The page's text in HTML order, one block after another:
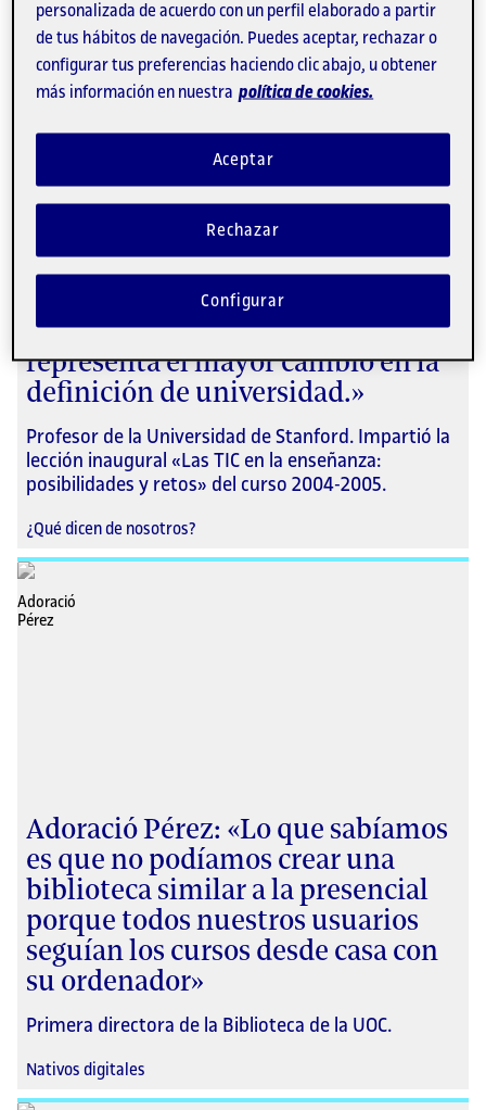
¿Qué dicen de nosotros?
Martin Carnoy: «La UOC
representa el mayor cambio en la
definición de universidad.»
Profesor de la Universidad de Stanford. Impartió la
lección inaugural «Las TIC en la enseñanza:
posibilidades y retos» del curso 2004-2005.
¿Qué dicen de nosotros?
Adoració Pérez: «Lo que sabíamos
es que no podíamos crear una
biblioteca similar a la presencial
porque todos nuestros usuarios
seguían los cursos desde casa con
su ordenador»
Primera directora de la Biblioteca de la UOC.
Nativos digitales
personalizada de acuerdo con un perfil elaborado a partir
de tus hábitos de navegación. Puedes aceptar, rechazar o
configurar tus preferencias haciendo clic abajo, u obtener
más información en nuestra política de cookies.
Rechazar
Aceptar
Configurar